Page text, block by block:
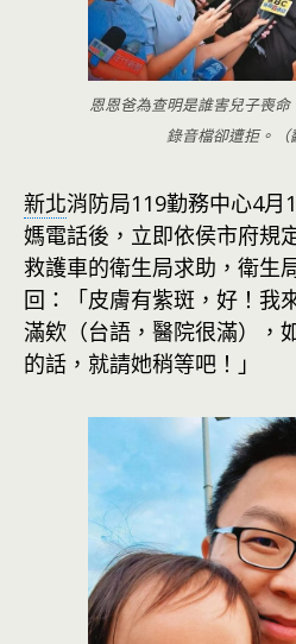
恩恩爸為查明是誰害兒子喪
錄音檔卻遭拒。（
新北消防局119勤務中心4月
媽電話後，立即依侯市府規
救護車的衛生局求助，衛生
回：「皮膚有紫斑，好！我
滿欸（台語，醫院很滿），
的話，就請她稍等吧！」